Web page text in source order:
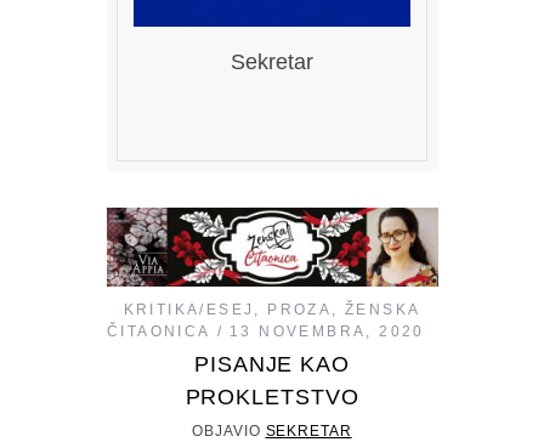
Sekretar
KRITIKA/ESEJ , PROZA ,ŽENSKA
ČITAONICA
13 NOVEMBRA, 2020
PISANJE KAO
PROKLETSTVO
OBJAVIO SEKRETAR